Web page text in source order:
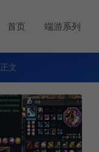
首页 端游系列
正文